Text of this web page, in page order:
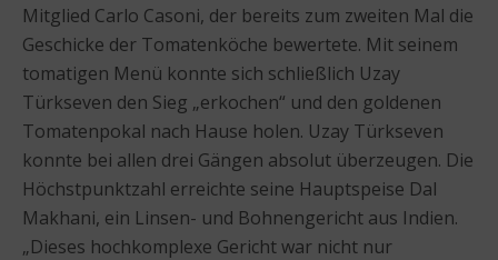
Mitglied Carlo Casoni, der bereits zum zweiten Mal die
Geschicke der Tomatenköche bewertete. Mit seinem
tomatigen Menü konnte sich schließlich Uzay
Türkseven den Sieg „erkochen“ und den goldenen
Tomatenpokal nach Hause holen. Uzay Türkseven
konnte bei allen drei Gängen absolut überzeugen. Die
Höchstpunktzahl erreichte seine Hauptspeise Dal
Makhani, ein Linsen- und Bohnengericht aus Indien.
„Dieses hochkomplexe Gericht war nicht nur